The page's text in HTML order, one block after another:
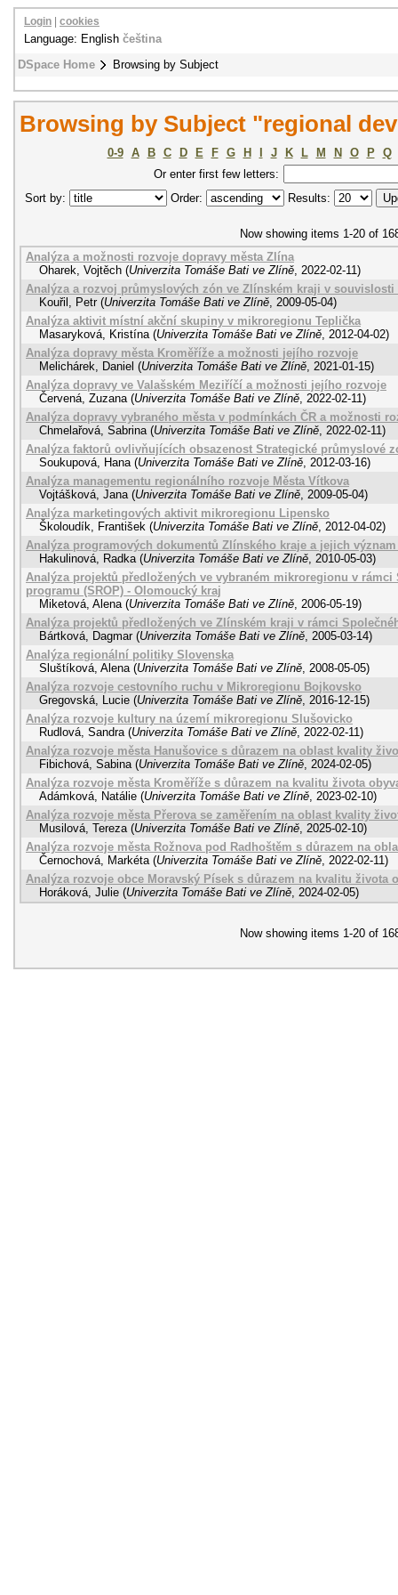
DSpace Home Browsing by Subject
Login cookies
Language: English čeština
Browsing by Subject "regional
0-9 A B C D E F G H J K L M N O P
Q
Or enter first few letters:
Sort by:
Order: Results:
Now showing items 1-20 of
Analýza a možnosti rozvoje dopravy města Zlína
Oharek, Vojtěch (Univerzita Tomáše Bati ve Zlíně, 2022-02-11)
Analýza a rozvoj průmyslových zón ve Zlínském kraji v souvislosti
Kouřil, Petr (Univerzita Tomáše Bati ve Zlíně, 2009-05-04)
Analýza aktivit místní akční skupiny v mikroregionu Teplička
Masaryková, Kristína (Univerzita Tomáše Bati ve Zlíně, 2012-04-02)
Analýza dopravy města Kroměříže a možnosti jejího rozvoje
Melichárek, Daniel (Univerzita Tomáše Bati ve Zlíně, 2021-01-15)
Analýza dopravy ve Valašském Meziříčí a možnosti jejího rozvoje
Červená, Zuzana (Univerzita Tomáše Bati ve Zlíně, 2022-02-11)
Analýza dopravy vybraného města v podmínkách ČR a možnosti
Chmelařová, Sabrina (Univerzita Tomáše Bati ve Zlíně, 2022-02-11)
Analýza faktorů ovlivňujících obsazenost Strategické průmyslové
Soukupová, Hana (Univerzita Tomáše Bati ve Zlíně, 2012-03-16)
Analýza managementu regionálního rozvoje Města Vítkova
Vojtášková, Jana (Univerzita Tomáše Bati ve Zlíně, 2009-05-04)
Analýza marketingových aktivit mikroregionu Lipensko
Školoudík, František (Univerzita Tomáše Bati ve Zlíně, 2012-04-02)
Analýza programových dokumentů Zlínského kraje a jejich
Hakulinová, Radka (Univerzita Tomáše Bati ve Zlíně, 2010-05-03)
Analýza projektů předložených ve vybraném mikroregionu v
programu (SROP) - Olomoucký kraj
Miketová, Alena (Univerzita Tomáše Bati ve Zlíně, 2006-05-19)
Analýza projektů předložených ve Zlínském kraji v rámci
Bártková, Dagmar (Univerzita Tomáše Bati ve Zlíně, 2005-03-14)
Analýza regionální politiky Slovenska
Sluštíková, Alena (Univerzita Tomáše Bati ve Zlíně, 2008-05-05)
Analýza rozvoje cestovního ruchu v Mikroregionu Bojkovsko
Gregovská, Lucie (Univerzita Tomáše Bati ve Zlíně, 2016-12-15)
Analýza rozvoje kultury na území mikroregionu Slušovicko
Rudlová, Sandra (Univerzita Tomáše Bati ve Zlíně, 2022-02-11)
Analýza rozvoje města Hanušovice s důrazem na oblast kvality
Fibichová, Sabina (Univerzita Tomáše Bati ve Zlíně, 2024-02-05)
Analýza rozvoje města Kroměříže s důrazem na kvalitu života
Adámková, Natálie (Univerzita Tomáše Bati ve Zlíně, 2023-02-10)
Analýza rozvoje města Přerova se zaměřením na oblast kvality
Musilová, Tereza (Univerzita Tomáše Bati ve Zlíně, 2025-02-10)
Analýza rozvoje města Rožnova pod Radhoštěm s důrazem na
Černochová, Markéta (Univerzita Tomáše Bati ve Zlíně, 2022-02-11)
Analýza rozvoje obce Moravský Písek s důrazem na kvalitu života
Horáková, Julie (Univerzita Tomáše Bati ve Zlíně, 2024-02-05)
Now showing items 1-20 of